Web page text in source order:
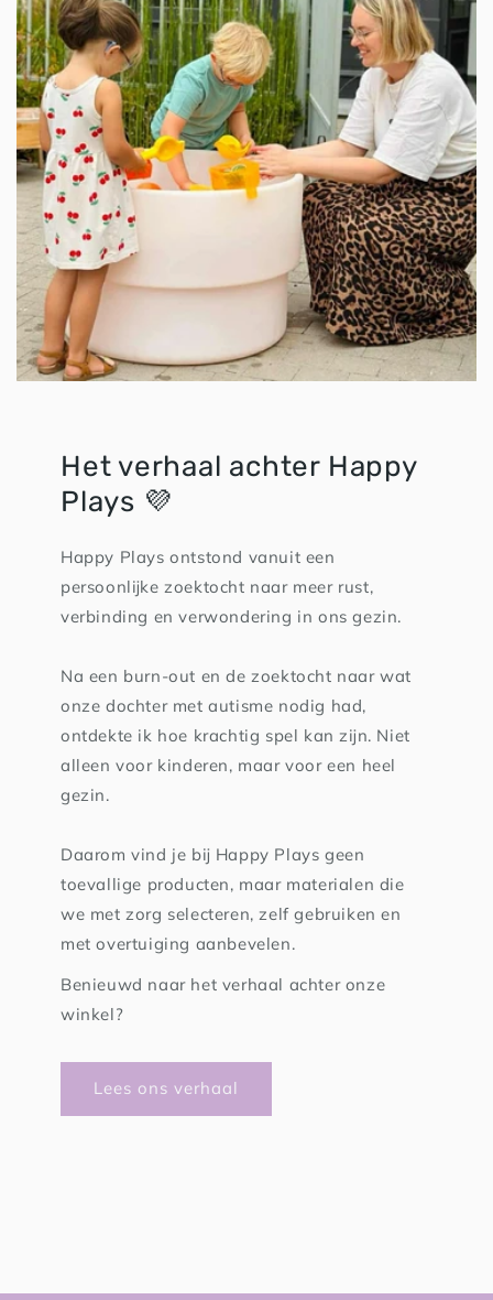
Het verhaal achter Happy
Plays 💜
Happy Plays ontstond vanuit een
persoonlijke zoektocht naar meer rust,
verbinding en verwondering in ons gezin.
Na een burn-out en de zoektocht naar wat
onze dochter met autisme nodig had,
ontdekte ik hoe krachtig spel kan zijn. Niet
alleen voor kinderen, maar voor een heel
gezin.
Daarom vind je bij Happy Plays geen
toevallige producten, maar materialen die
we met zorg selecteren, zelf gebruiken en
met overtuiging aanbevelen.
Benieuwd naar het verhaal achter onze
winkel?
Lees ons verhaal